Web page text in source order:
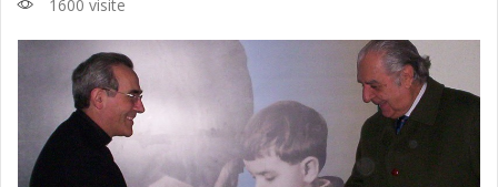
1600 visite